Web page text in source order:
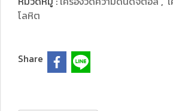
โลหิต
Share